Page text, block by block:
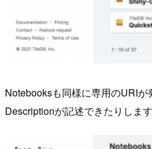
Notebooksも同様に専用のURIが
Descriptionが記述できたりします